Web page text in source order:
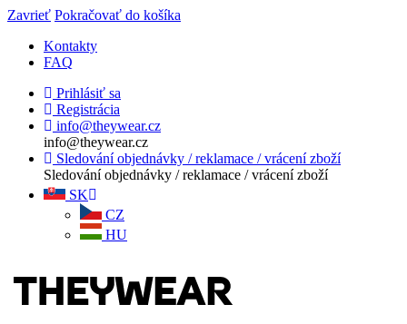
Zavrieť Pokračovať do košíka
Kontakty
FAQ
Prihlásiť sa
Registrácia
info@theywear.cz
info@theywear.cz
Sledování objednávky / reklamace / vrácení zboží
Sledování objednávky / reklamace / vrácení zboží
SK
CZ
HU